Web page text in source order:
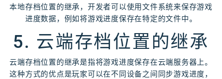
本地存档位置的继承，开发者可以使用文件系统来保存游戏
进度数据，例如将游戏进度保存在特定的文件中。
5. 云端存档位置的继承
云端存档位置的继承是指将游戏进度保存在云端服务器上。
这种方式的优点是玩家可以在不同设备之间同步游戏进度，